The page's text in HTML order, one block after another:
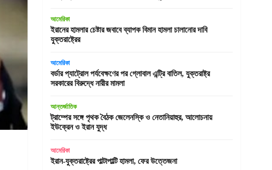
আমেরিকা
ইরানের হামলার চেষ্টার জবাবে ব্যাপক বিমান হামলা চালানোর দাবি
যুক্তরাষ্ট্রের
আমেরিকা
বর্ডার প্যাট্রোল পর্যবেক্ষণের পর গ্লোবাল এন্ট্রি বাতিল, যুক্তরাষ্ট্র
সরকারের বিরুদ্ধে নারীর মামলা
আন্তর্জাতিক
ট্রাম্পের সঙ্গে পৃথক বৈঠক জেলেনস্কি ও নেতানিয়াহুর, আলোচনায়
ইউক্রেন ও ইরান যুদ্ধ
আমেরিকা
ইরান-যুক্তরাষ্ট্রের পাল্টাপাল্টি হামলা, ফের উত্তেজনা